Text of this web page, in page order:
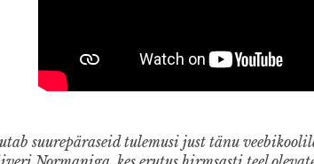
suurepäraseid tulemusi just tänu